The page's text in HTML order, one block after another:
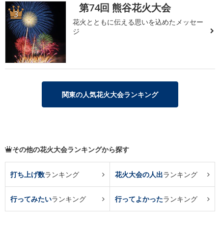
3 第74回 熊谷花火大会
花火とともに伝える思いを込めたメッセー
ジ
関東の人気花火大会ランキング
その他の花火大会ランキングから探す
打ち上げ数ランキング 花火大会の人出ランキング
行ってみたいランキング 行ってよかったランキング